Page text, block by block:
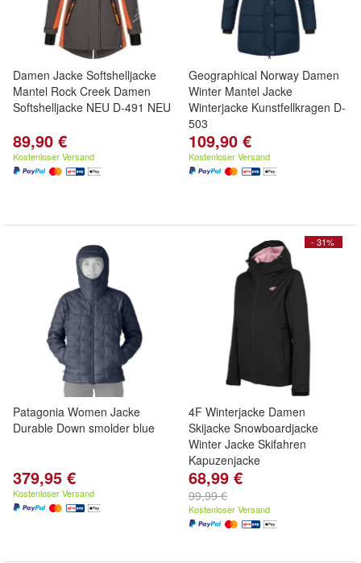
Damen Jacke Softshelljacke
Mantel Rock Creek Damen
Softshelljacke NEU D-491 NEU
89,90 €
Kostenloser Versand
Geographical Norway Damen
Winter Mantel Jacke
Winterjacke Kunstfellkragen D-
503
109,90 €
Kostenloser Versand
Patagonia Women Jacke
Durable Down smolder blue
379,95 €
Kostenloser Versand
- 31%
4F Winterjacke Damen
Skijacke Snowboardjacke
Winter Jacke Skifahren
Kapuzenjacke
68,99 €
99,99 €
Kostenloser Versand